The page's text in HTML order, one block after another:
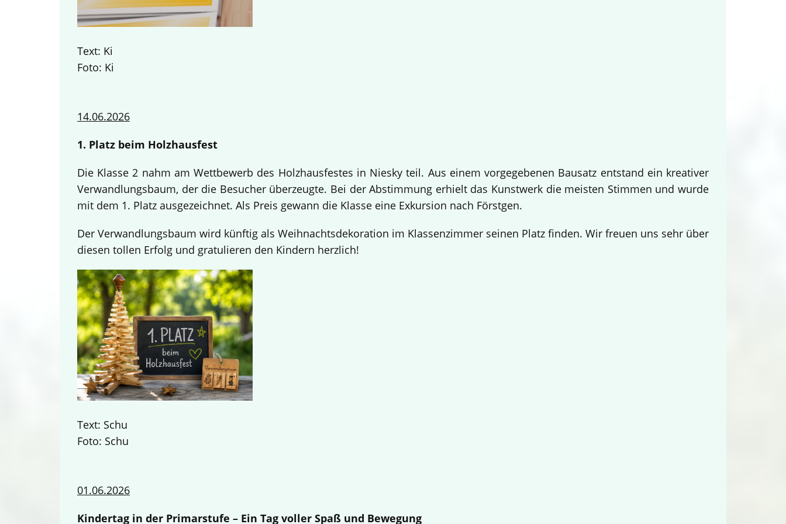
Text: Ki
Foto: Ki
14.06.2026
1. Platz beim Holzhausfest
Die Klasse 2 nahm am Wettbewerb des Holzhausfestes in Niesky teil. Aus einem vorgegebenen Bausatz entstand ein kreativer
Verwandlungsbaum, der die Besucher überzeugte. Bei der Abstimmung erhielt das Kunstwerk die meisten Stimmen und wurde
mit dem 1. Platz ausgezeichnet. Als Preis gewann die Klasse eine Exkursion nach Förstgen.
Der Verwandlungsbaum wird künftig als Weihnachtsdekoration im Klassenzimmer seinen Platz finden. Wir freuen uns sehr über
diesen tollen Erfolg und gratulieren den Kindern herzlich!
Text: Schu
Foto: Schu
01.06.2026
Kindertag in der Primarstufe – Ein Tag voller Spaß und Bewegung